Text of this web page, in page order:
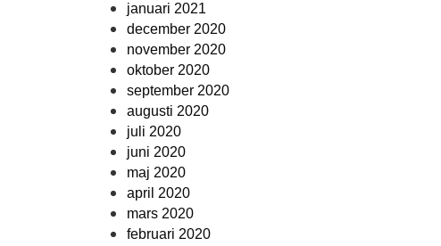
januari 2021
december 2020
november 2020
oktober 2020
september 2020
augusti 2020
juli 2020
juni 2020
maj 2020
april 2020
mars 2020
februari 2020